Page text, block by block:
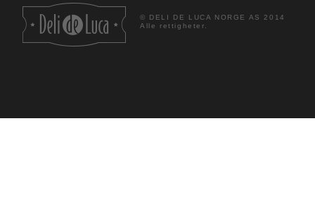
© DELI DE LUCA NORGE AS 2014
Alle rettigheter.